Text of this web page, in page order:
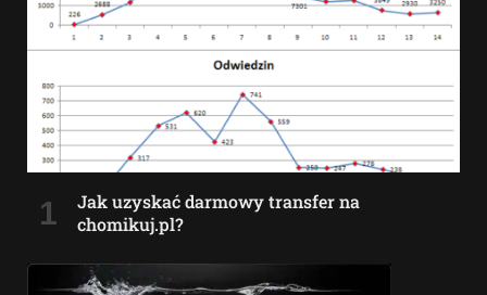
Jak uzyskać darmowy transfer na
chomikuj.pl?